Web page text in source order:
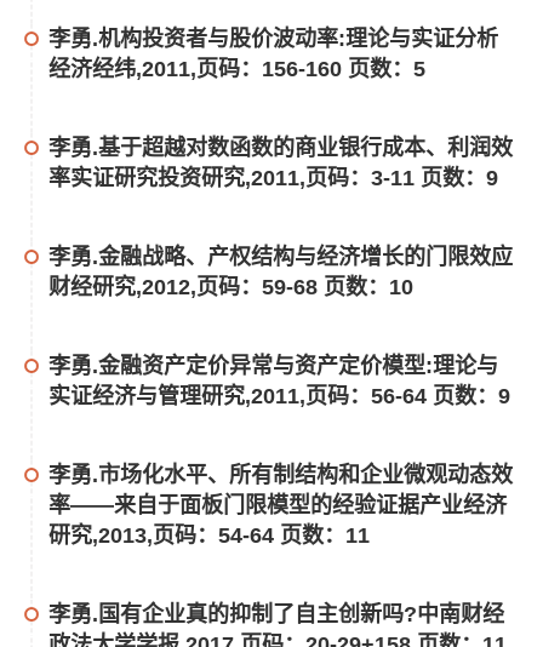
李勇.机构投资者与股价波动率:理论与实证分析
经济经纬,2011,页码：156-160 页数：5
李勇.基于超越对数函数的商业银行成本、利润效
率实证研究投资研究,2011,页码：3-11 页数：9
李勇.金融战略、产权结构与经济增长的门限效应
财经研究,2012,页码：59-68 页数：10
李勇.金融资产定价异常与资产定价模型:理论与
实证经济与管理研究,2011,页码：56-64 页数：9
李勇.市场化水平、所有制结构和企业微观动态效
率——来自于面板门限模型的经验证据产业经济
研究,2013,页码：54-64 页数：11
李勇.国有企业真的抑制了自主创新吗?中南财经